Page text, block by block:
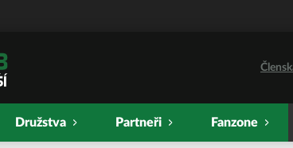
Družstva Partneři Fanzone